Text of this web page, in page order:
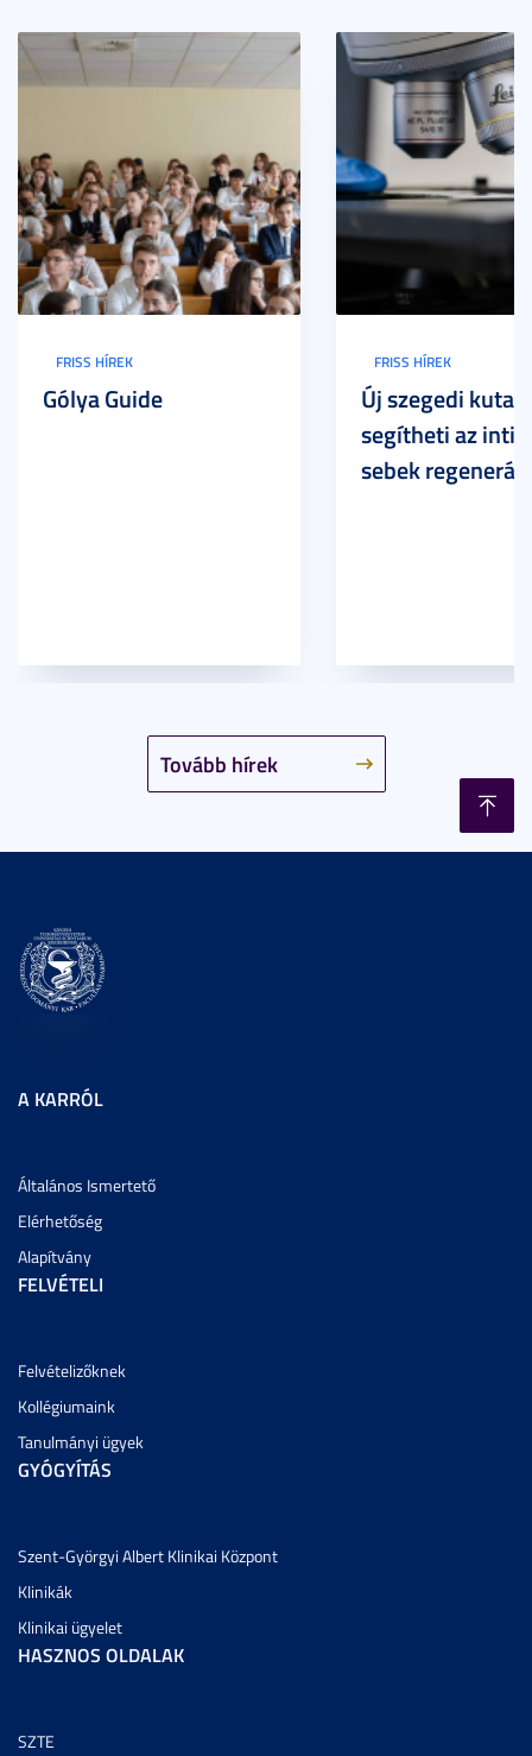
Tovább hírek
FRISS HÍREK
Gólya Guide
FRISS HÍREK
Új szegedi
segítheti az
sebek
A KARRÓL
Általános Ismertető
Elérhetőség
Alapítvány
FELVÉTELI
Felvételizőknek
Kollégiumaink
Tanulmányi ügyek
GYÓGYÍTÁS
Szent-Györgyi Albert Klinikai Központ
Klinikák
Klinikai ügyelet
HASZNOS OLDALAK
SZTE